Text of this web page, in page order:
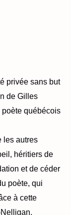
privée sans but
de Gilles
poète québécois
les autres
héritiers de
et de céder
poète, qui
à cette